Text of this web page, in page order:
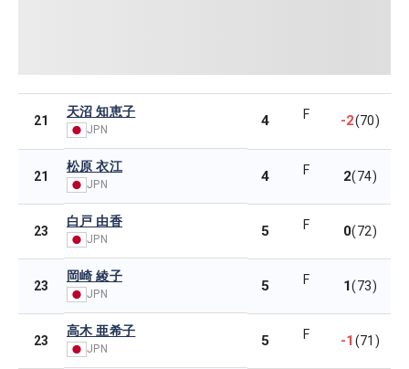
21
天沼 知恵子
JPN
4 F -2(70)
21
松原 衣江
JPN 4 F 2(74)
23
白戸 由香
JPN 5 F 0(72)
23
岡崎 綾子
JPN 5 F 1(73)
23
高木 亜希子
JPN 5 F -1(71)